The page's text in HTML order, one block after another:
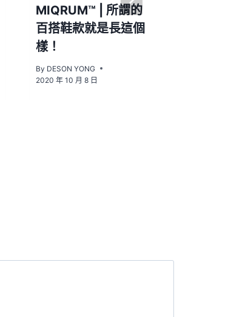
MIQRUM™ | 所謂的
百搭鞋款就是長這個
樣！
By DESON YONG
2020 年 10 月 8 日